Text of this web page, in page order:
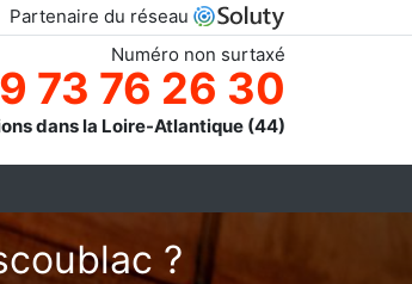
Partenaire du réseau
Numéro non surtaxé
73 76 26 30
dans la Loire-Atlantique (44)
?